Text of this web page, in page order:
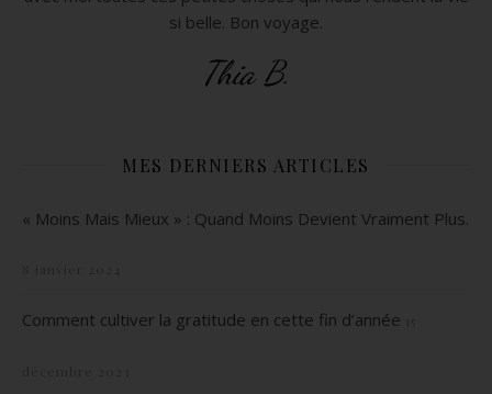
si belle. Bon voyage.
Thia B.
MES DERNIERS ARTICLES
« Moins Mais Mieux » : Quand Moins Devient Vraiment Plus.
Comment cultiver la gratitude en cette fin d’année